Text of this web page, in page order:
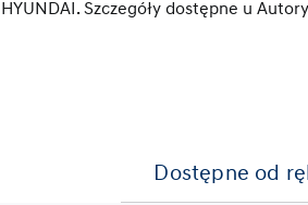
HYUNDAI. Szczegóły dostępne u
Dostępne od